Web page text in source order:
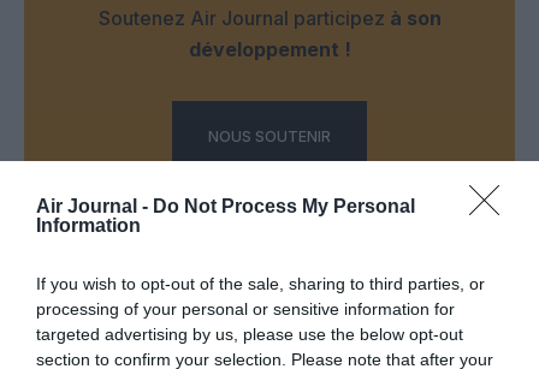
Air Journal - Do Not Process My Personal
Information
If you wish to opt-out of the sale, sharing to third parties, or
processing of your personal or sensitive information for
targeted advertising by us, please use the below opt-out
section to confirm your selection. Please note that after your
Soutenez Air Journal participez à son
développement !
NOUS SOUTENIR
DERNIERS COMMENTAIRES